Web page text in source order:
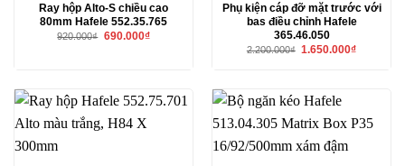
Ray hộp Alto-S chiều cao
80mm Hafele 552.35.765
920.000₫ Giá
690.000₫Giá
Phụ kiện cáp đỡ mặt trước với
bas điều chỉnh Hafele
365.46.050
2.200.000₫ Giá
1.650.000₫Giá